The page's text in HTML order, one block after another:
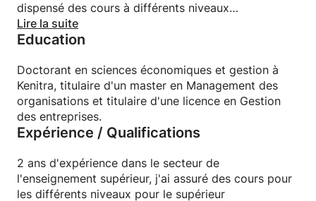
dispensé des cours à différents niveaux
d'enseignement supérieur, couvrant des sujets tels
que le management, le marketing, la micro et
comptabilité générale, la géographie économique,
ainsi que l'encadrement pour les Projets de Fin
d'Études (PFE). Mon objectif est d'aider mes élèves
à réussir en leur offrant une expertise approfondie
et une approche pédagogique efficace.
Lire la suite
Education
Doctorant en sciences économiques et gestion à
Kenitra, titulaire d'un master en Management des
organisations et titulaire d'une licence en Gestion
des entreprises.
Expérience / Qualifications
2 ans d'expérience dans le secteur de
l'enseignement supérieur, j'ai assuré des cours pour
les différents niveaux pour le supérieur